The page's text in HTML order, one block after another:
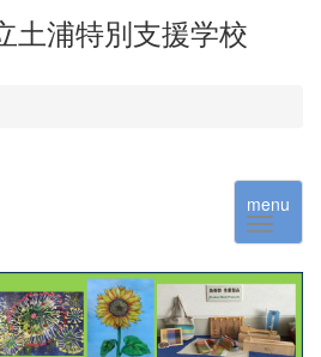
土浦特別支援学校
menu